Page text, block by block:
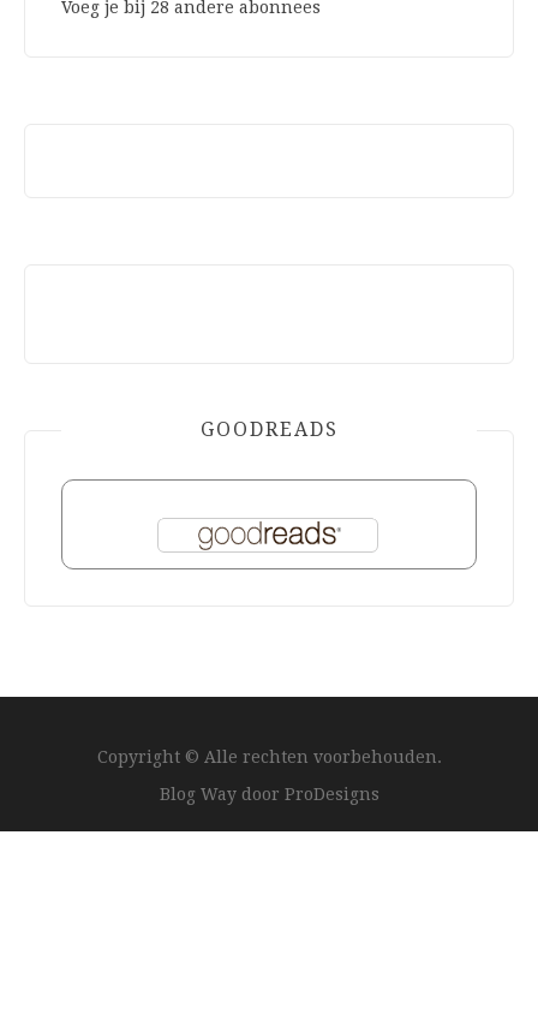
Voeg je bij 28 andere abonnees
GOODREADS
Copyright © Alle rechten voorbehouden.
Blog Way door ProDesigns